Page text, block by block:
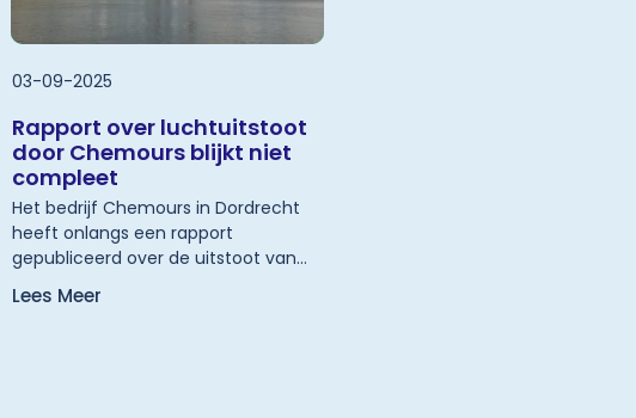
03-09-2025
Rapport over luchtuitstoot
door Chemours blijkt niet
compleet
Het bedrijf Chemours in Dordrecht
heeft onlangs een rapport
gepubliceerd over de uitstoot van
stoffen naar de lucht. Dit rapport,
opgesteld door adviesbureau
Lees Meer